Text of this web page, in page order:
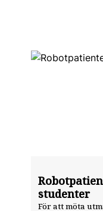
studenter
För att möta